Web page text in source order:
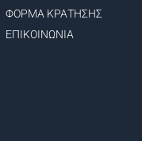
ΦΟΡΜΑ ΚΡΑΤΗΣΗΣ
ΕΠΙΚΟΙΝΩΝΙΑ